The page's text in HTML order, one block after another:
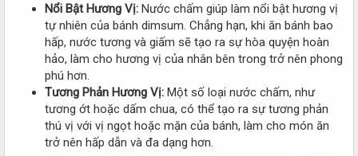
Nổi Bật Hương Vị: Nước chấm giúp làm nổi bật hương vị
tự nhiên của bánh dimsum. Chẳng hạn, khi ăn bánh bao
hấp, nước tương và giấm sẽ tạo ra sự hòa quyện hoàn
hảo, làm cho hương vị của nhân bên trong trở nên phong
phú hơn.
Tương Phản Hương Vị: Một số loại nước chấm, như
tương ớt hoặc dấm chua, có thể tạo ra sự tương phản
thú vị với vị ngọt hoặc mặn của bánh, làm cho món ăn
trở nên hấp dẫn và đa dạng hơn.